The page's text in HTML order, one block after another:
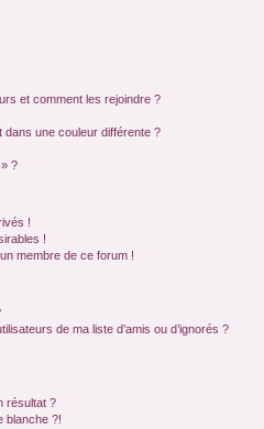
et comment les rejoindre ?
une couleur différente ?
?
!
!
membre de ce forum !
de ma liste d’amis ou d’ignorés ?
résultat ?
blanche ?!